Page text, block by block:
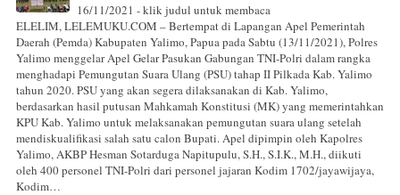
16/11/2021 - klik judul untuk membaca
ELELIM, LELEMUKU.COM – Bertempat di Lapangan Apel Pemerintah
Daerah (Pemda) Kabupaten Yalimo, Papua pada Sabtu (13/11/2021), Polres
Yalimo menggelar Apel Gelar Pasukan Gabungan TNI-Polri dalam rangka
menghadapi Pemungutan Suara Ulang (PSU) tahap II Pilkada Kab. Yalimo
tahun 2020. PSU yang akan segera dilaksanakan di Kab. Yalimo,
berdasarkan hasil putusan Mahkamah Konstitusi (MK) yang memerintahkan
KPU Kab. Yalimo untuk melaksanakan pemungutan suara ulang setelah
mendiskualifikasi salah satu calon Bupati. Apel dipimpin oleh Kapolres
Yalimo, AKBP Hesman Sotarduga Napitupulu, S.H., S.I.K., M.H., diikuti
oleh 400 personel TNI-Polri dari personel jajaran Kodim 1702/jayawijaya,
Kodim…